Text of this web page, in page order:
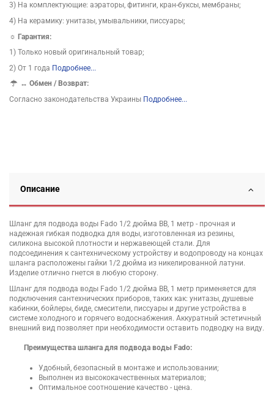
3) На комплектующие: аэраторы, фитинги, кран-буксы, мембраны;
4) На керамику: унитазы, умывальники, писсуары;
☼ Гарантия:
1) Только новый оригинальный товар;
2) От 1 года Подробнее...
↔Обмен / Возврат:
Согласно законодательства Украины Подробнее...
Описание
Шланг для подвода воды Fado 1/2 дюйма ВВ, 1 метр - прочная и
надежная гибкая подводка для воды, изготовленная из резины,
силикона высокой плотности и нержавеющей стали. Для
подсоединения к сантехническому устройству и водопроводу на концах
шланга расположены гайки 1/2 дюйма из никелированной латуни.
Изделие отлично гнется в любую сторону.
Шланг для подвода воды Fado 1/2 дюйма ВВ, 1 метр применяется для
подключения сантехнических приборов, таких как: унитазы, душевые
кабинки, бойлеры, биде, смесители, писсуары и другие устройства в
системе холодного и горячего водоснабжения. Аккуратный эстетичный
внешний вид позволяет при необходимости оставить подводку на виду.
Преимущества шланга для подвода воды Fado:
Удобный, безопасный в монтаже и использовании;
Выполнен из высококачественных материалов;
Оптимальное соотношение качество - цена.